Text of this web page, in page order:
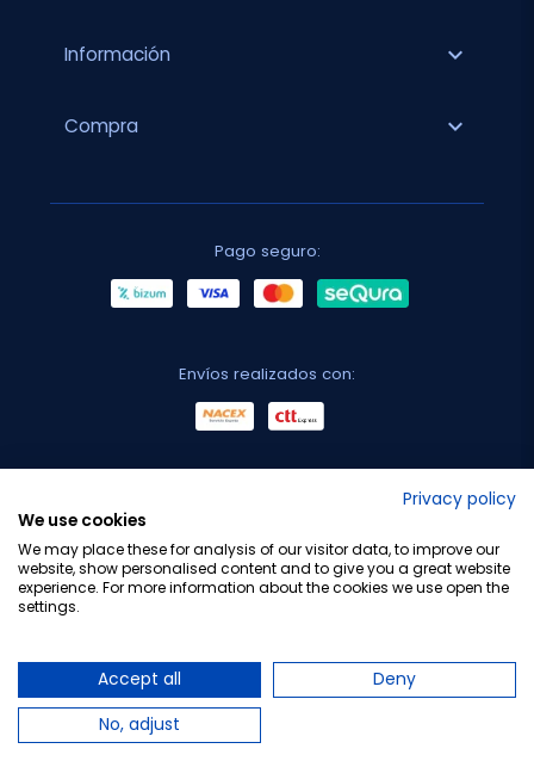
Información expand_more
Compra expand_more
Pago seguro:
Envíos realizados con:
Privacy policy
We use cookies
We may place these for analysis of our visitor data, to improve our
website, show personalised content and to give you a great website
experience. For more information about the cookies we use open the
settings.
Accept all
Deny
No, adjust